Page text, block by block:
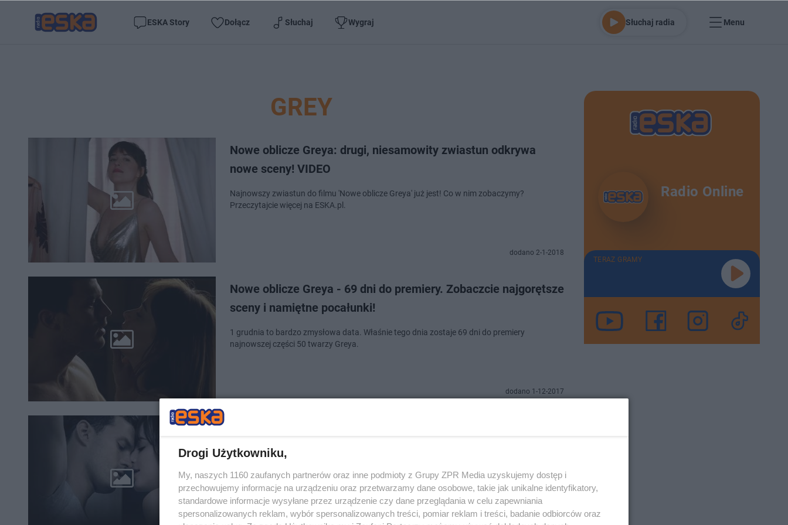
ESKA Story Dołącz Słuchaj Wygraj Słuchaj radia Menu
GREY
Nowe oblicze Greya: drugi, niesamowity zwiastun odkrywa
nowe sceny! VIDEO
Najnowszy zwiastun do filmu 'Nowe oblicze Greya' już jest! Co w nim zobaczymy?
Przeczytajcie więcej na ESKA.pl.
dodano 2-1-2018
Nowe oblicze Greya - 69 dni do premiery. Zobaczcie najgorętsze
sceny i namiętne pocałunki!
1 grudnia to bardzo zmysłowa data. Właśnie tego dnia zostaje 69 dni do premiery
najnowszej części 50 twarzy Greya.
dodano 1-12-2017
Premiera nowej części cyklu 50 twarzy Greya zbliża się wielkimi krokami. W dniu Świętego
Walentego zobaczymy kilka zarówno gorących jak i mocnych scen.
Radio Online
TERAZ GRAMY
Drogi Użytkowniku,
My, naszych 1160 zaufanych partnerów oraz inne podmioty z Grupy ZPR Media uzyskujemy dostęp i
przechowujemy informacje na urządzeniu oraz przetwarzamy dane osobowe, takie jak unikalne identyfikatory,
standardowe informacje wysyłane przez urządzenie czy dane przeglądania w celu zapewniania
spersonalizowanych reklam, wybór spersonalizowanych treści, pomiar reklam i treści, badanie odbiorców oraz